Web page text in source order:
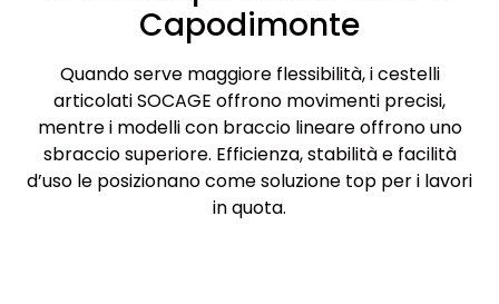
Capodimonte
Quando serve maggiore flessibilità, i cestelli
articolati SOCAGE offrono movimenti precisi,
mentre i modelli con braccio lineare offrono uno
sbraccio superiore. Efficienza, stabilità e facilità
d’uso le posizionano come soluzione top per i lavori
in quota.